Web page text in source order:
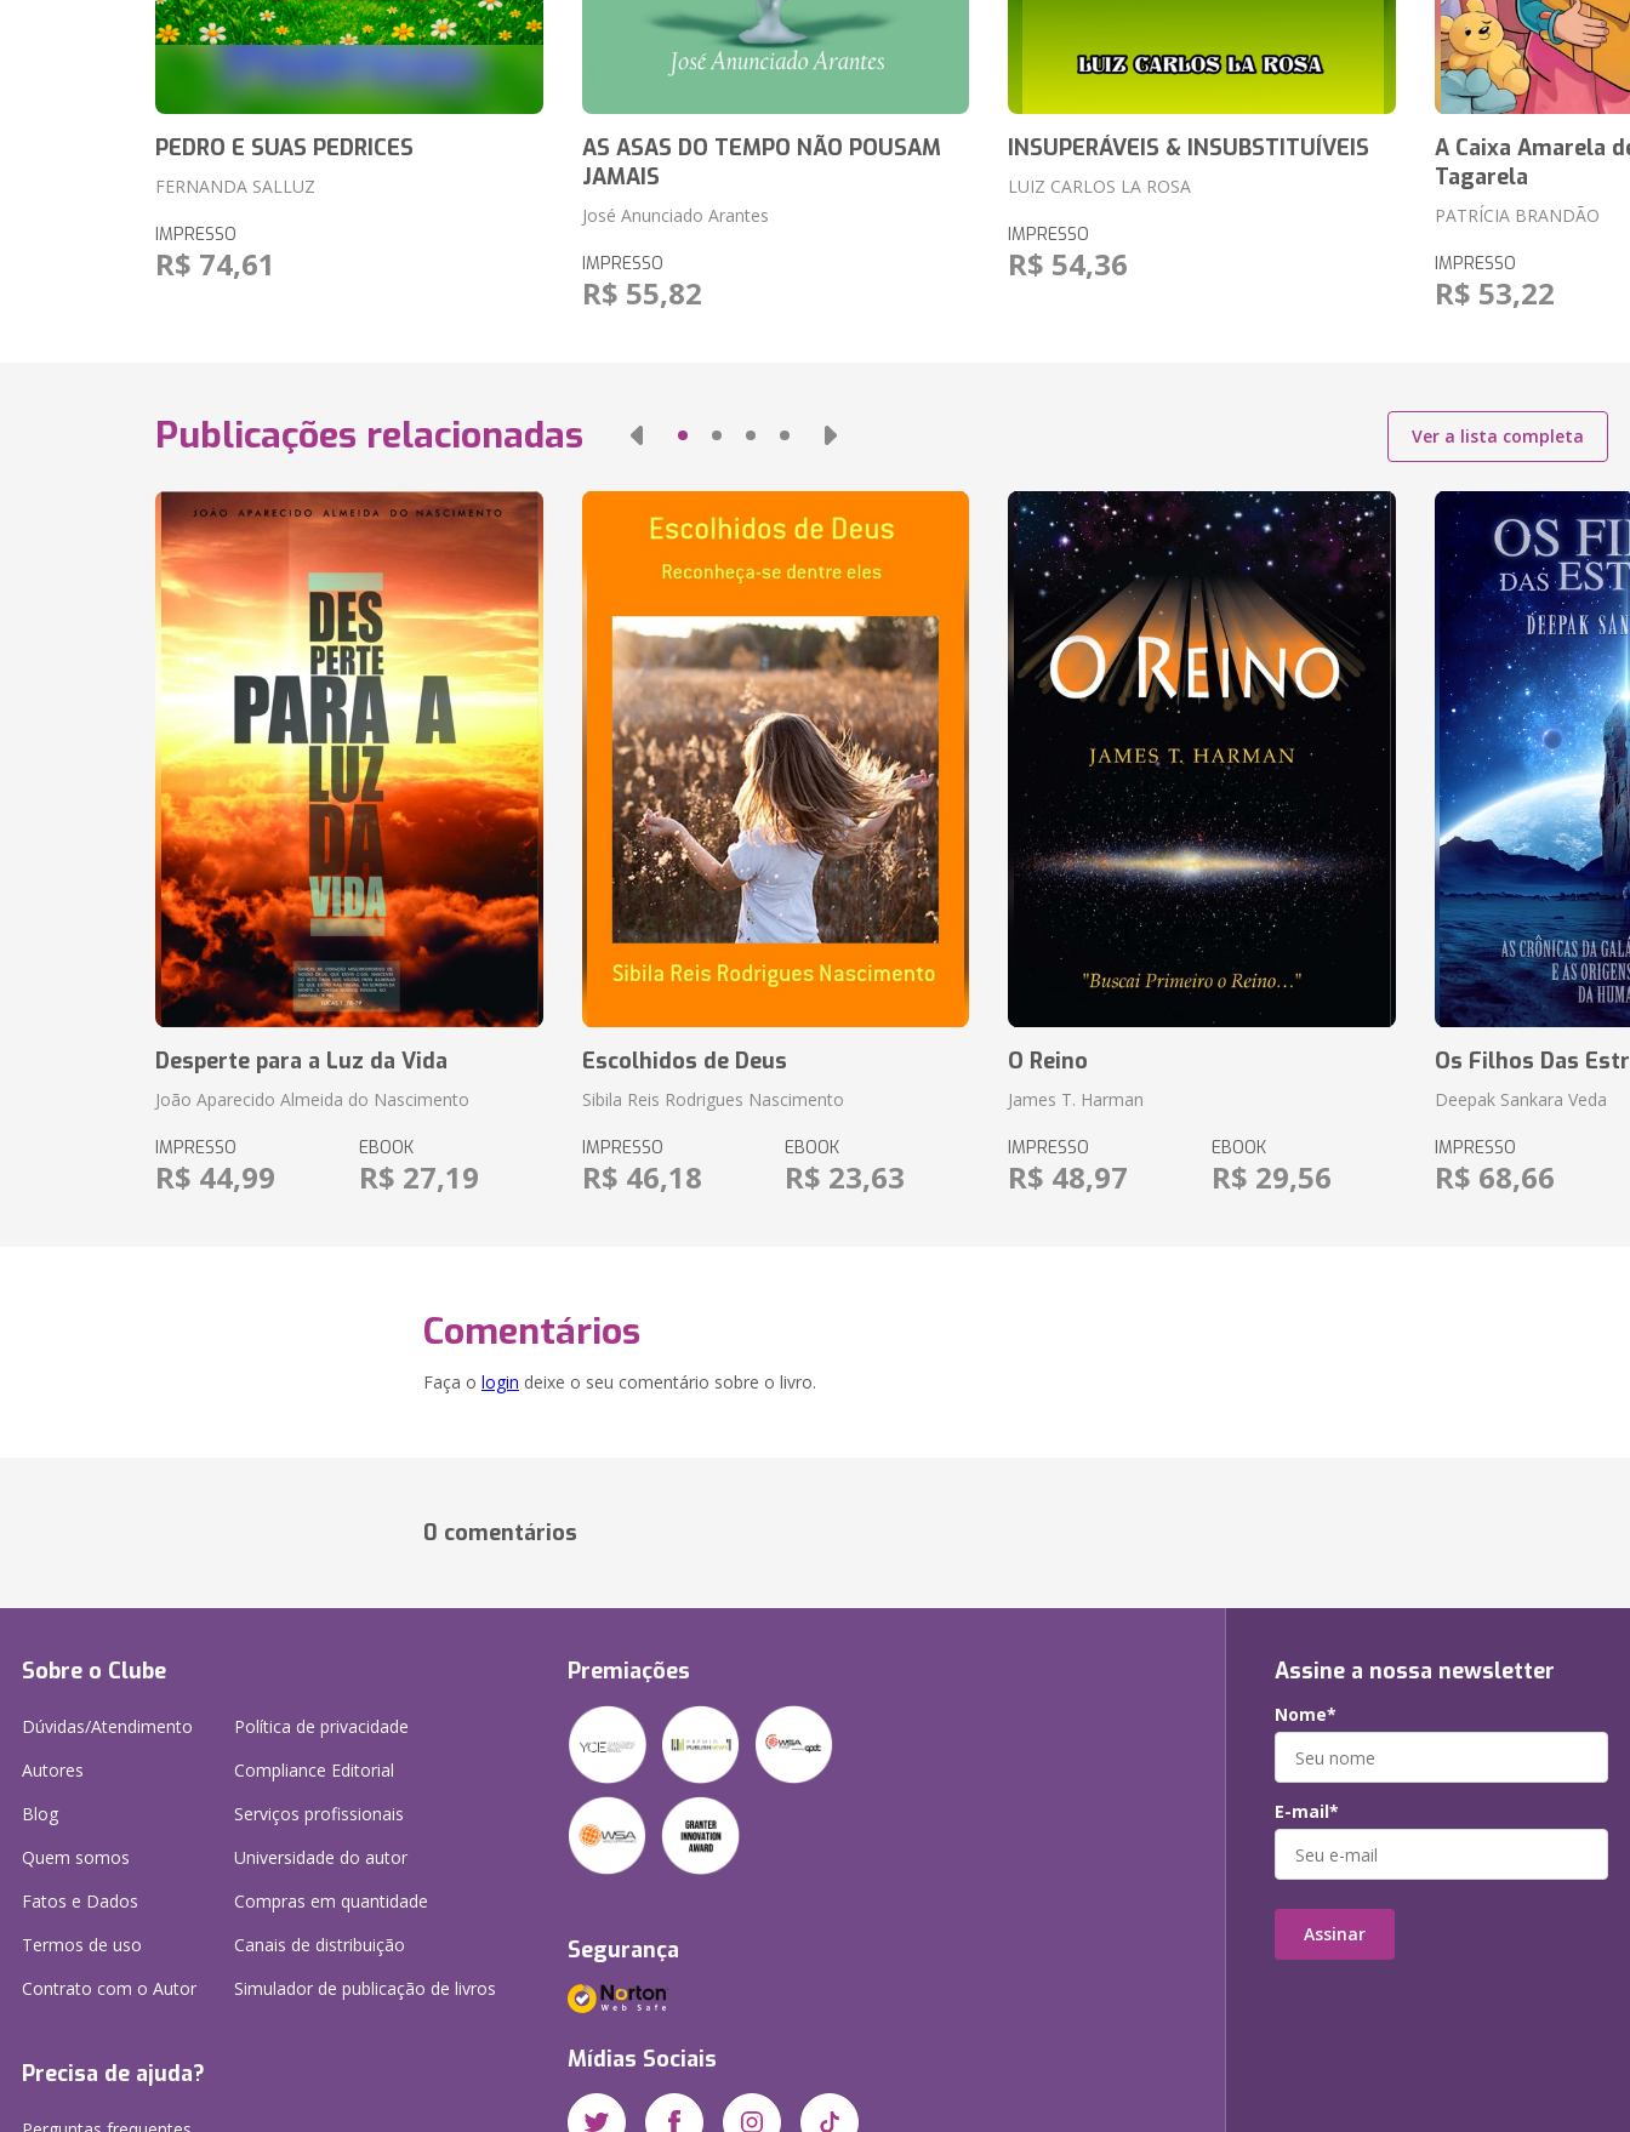
PEDRO E SUAS PEDRICES
FERNANDA SALLUZ
IMPRESSO
R$ 74,61
AS ASAS DO TEMPO NÃO POUSAM
JAMAIS
José Anunciado Arantes
IMPRESSO
R$ 55,82
INSUPERÁVEIS & INSUBSTITUÍVEIS
LUIZ CARLOS LA ROSA
IMPRESSO
R$ 54,36
A Caixa Amarela
Tagarela
PATRÍCIA BRANDÃO
IMPRESSO
R$ 53,22
Publicações relacionadas Ver a lista completa
Desperte para a Luz da Vida
João Aparecido Almeida do Nascimento
IMPRESSO
R$ 44,99
EBOOK
R$ 27,19
Escolhidos de Deus
Sibila Reis Rodrigues Nascimento
IMPRESSO
R$ 46,18
EBOOK
R$ 23,63
O Reino
James T. Harman
IMPRESSO
R$ 48,97
EBOOK
R$ 29,56
Os Filhos Das
Deepak Sankara Veda
IMPRESSO
R$ 68,66
Comentários
Faça o login deixe o seu comentário sobre o livro.
0 comentários
Sobre o Clube
Dúvidas/Atendimento
Autores
Blog
Quem somos
Fatos e Dados
Termos de uso
Contrato com o Autor
Política de privacidade
Compliance Editorial
Serviços profissionais
Universidade do autor
Compras em quantidade
Canais de distribuição
Simulador de publicação de livros
Precisa de ajuda?
Premiações
Segurança
Mídias Sociais
Assine a nossa newsletter
Nome*
E-mail*
Assinar